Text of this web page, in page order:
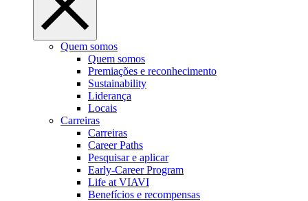
Quem somos
Quem somos
Premiações e reconhecimento
Sustainability
Liderança
Locais
Carreiras
Carreiras
Career Paths
Pesquisar e aplicar
Early-Career Program
Life at VIAVI
Benefícios e recompensas